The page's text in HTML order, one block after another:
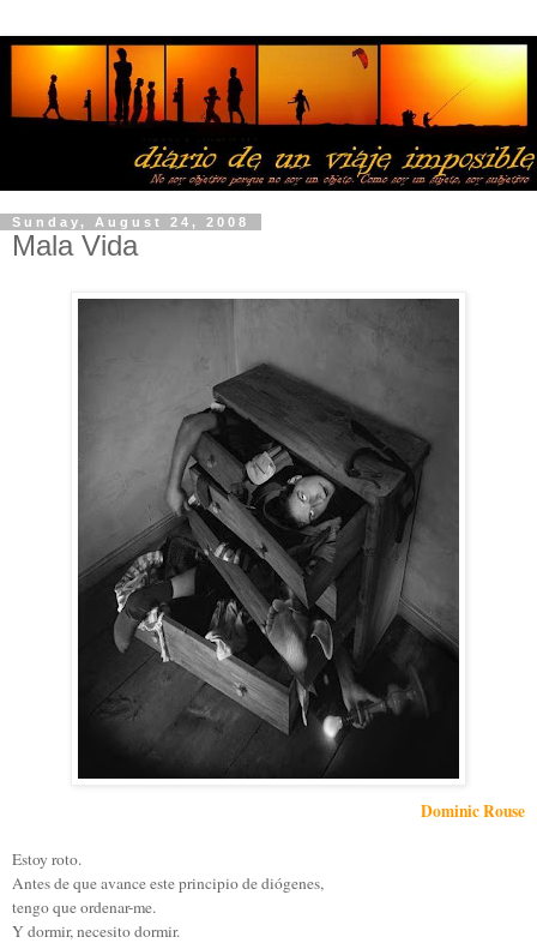
Sunday, August 24, 2008
Mala Vida
Dominic Rouse
Estoy roto.
Antes de que avance este principio de diógenes,
tengo que ordenar-me.
Y dormir, necesito dormir.